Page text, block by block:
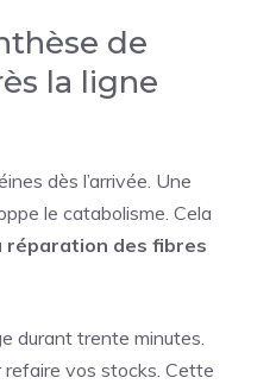
de
la ligne
dès l’arrivée. Une
le catabolisme. Cela
réparation des fibres
durant trente minutes.
refaire vos stocks. Cette